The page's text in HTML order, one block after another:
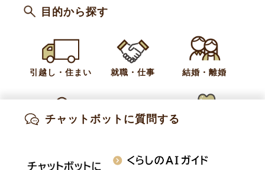
お問い合わせ
電話:
026-214-9108
目的から探す
引越し・住まい 就職・仕事 結婚・離婚
チャットボットに質問する